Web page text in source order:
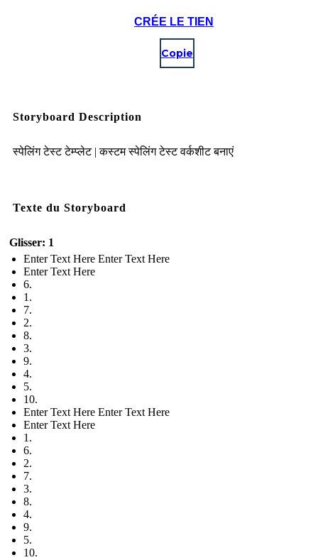
CRÉE LE TIEN
Copie
Storyboard Description
स्पेलिंग टेस्ट टेम्प्लेट | कस्टम स्पेलिंग टेस्ट वर्कशीट बनाएं
Texte du Storyboard
Glisser: 1
Enter Text Here Enter Text Here
Enter Text Here
6.
1.
7.
2.
8.
3.
9.
4.
5.
10.
Enter Text Here Enter Text Here
Enter Text Here
1.
6.
2.
7.
3.
8.
4.
9.
5.
10.